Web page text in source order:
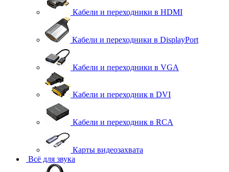
Кабели и переходники в HDMI
Кабели и переходники в DisplayPort
Кабели и переходники в VGA
Кабели и переходник в DVI
Кабели и переходник в RCA
Карты видеозахвата
Всё для звука